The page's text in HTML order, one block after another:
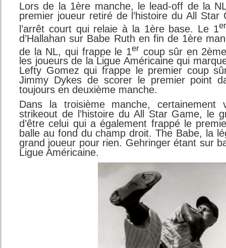
Lors de la 1ère manche, le lead-off de la
premier joueur retiré de l’histoire du All
l’arrêt court qui relaie à la 1ère base. Le 1er
d’Hallahan sur Babe Ruth en fin de 1ère
de la NL, qui frappe le 1 ercoup sûr en
les joueurs de la Ligue Américaine qui
Lefty Gomez qui frappe le premier coup
Jimmy Dykes de scorer le premier point
toujours en deuxième manche.
Dans la troisième manche, certainement
strikeout de l’histoire du All Star Game, le
d’être celui qui a également frappé le
balle au fond du champ droit. The Babe, la
grand joueur pour rien. Gehringer étant sur
Ligue Américaine.